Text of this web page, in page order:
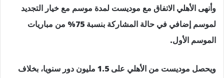
وأنهى الأهلي الاتفاق مع موديست لمدة موسم مع خيار التجديد
لموسم إضافي في حالة المشاركة بنسبة 75% من مباريات
الموسم الأول.
ويحصل موديست من الأهلي على 1.5 مليون دور سنويا، بخلاف